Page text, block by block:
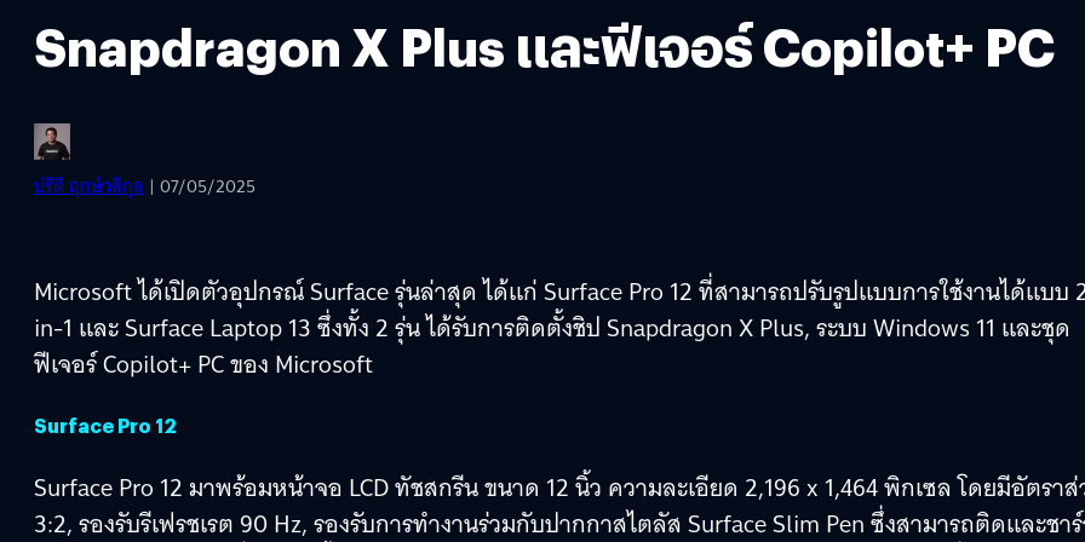
Snapdragon X Plus และฟีเจอร์ Copilot+ PC
ปรีดี ฤกษ์วลีกุล | 07/05/2025
Microsoft ได้เปิดตัวอุปกรณ์ Surface รุ่นล่าสุด ได้แก่ Surface Pro 12 ที่สามารถปรับรูปแบบการใช้งานได้แบบ
in-1 และ Surface Laptop 13 ซึ่งทั้ง 2 รุ่น ได้รับการติดตั้งชิป Snapdragon X Plus, ระบบ Windows 11 และชุด
ฟีเจอร์ Copilot+ PC ของ Microsoft
Surface Pro 12
Surface Pro 12 มาพร้อมหน้าจอ LCD ทัชสกรีน ขนาด 12 นิ้ว ความละเอียด 2,196 x 1,464 พิกเซล โดยมีอัตรา
3:2, รองรับรีเฟรชเรต 90 Hz, รองรับการทำงานร่วมกับปากกาสไตลัส Surface Slim Pen ซึ่งสามารถติดและชา